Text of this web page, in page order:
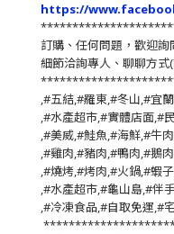
https://
訂購、任何問題，歡迎
細節洽詢專人、聊聊方式
,#五結,#羅東,#冬山,#宜
,#水產超市,#實體店面,#
,#美威,#鮭魚,#海鮮,#牛
,#雞肉,#豬肉,#鴨肉,#鵝
,#燒烤,#烤肉,#火鍋,#蝦
,#水產超市,#龜山島,#伴
,#冷凍食品,#自取免運,#